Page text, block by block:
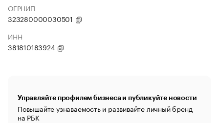
ОГРНИП
323280000030501
ИНН
381810183924
Управляйте профилем бизнеса и публикуйте новости
Повышайте узнаваемость и развивайте личный бренд
на РБК